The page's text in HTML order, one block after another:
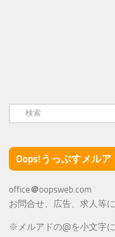
Oops!うっぷすメルア
office＠oopsweb.com
お問合せ、広告、求人等
※メルアドの@を小文字に